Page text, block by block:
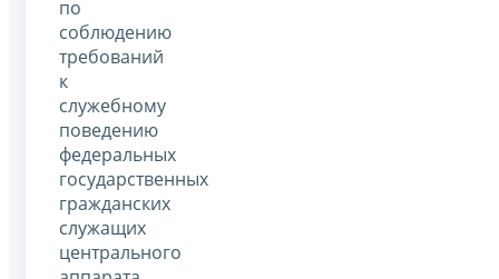
по
соблюдению
требований
к
служебному
поведению
федеральных
государственных
гражданских
служащих
центрального